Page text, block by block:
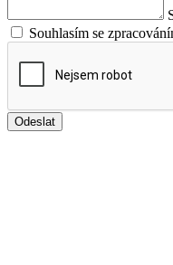
Souhlasím se
Odeslat